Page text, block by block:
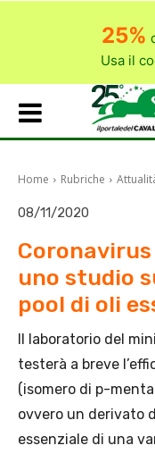
25%
Usa il
Home Rubriche
08/11/2020
uno studio
pool di oli
Il laboratorio del
testerà a breve
(isomero di p-
ovvero un derivato
essenziale di una